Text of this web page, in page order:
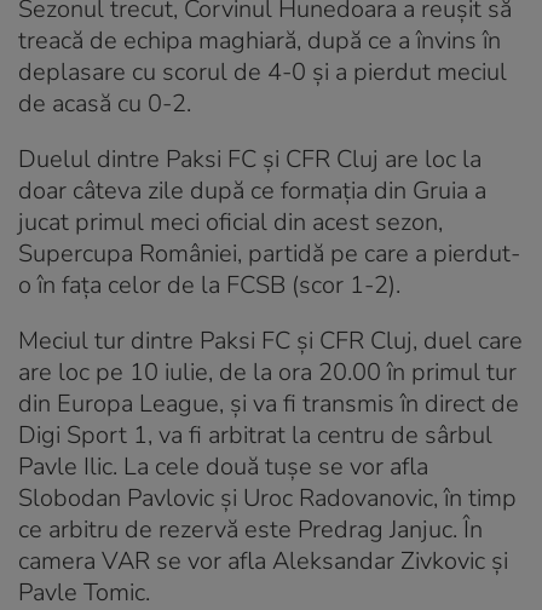
Sezonul trecut, Corvinul Hunedoara a reușit să
treacă de echipa maghiară, după ce a învins în
deplasare cu scorul de 4-0 și a pierdut meciul
de acasă cu 0-2.
Duelul dintre Paksi FC și CFR Cluj are loc la
doar câteva zile după ce formația din Gruia a
jucat primul meci oficial din acest sezon,
Supercupa României, partidă pe care a pierdut-
o în fața celor de la FCSB (scor 1-2).
Meciul tur dintre Paksi FC și CFR Cluj, duel care
are loc pe 10 iulie, de la ora 20.00 în primul tur
din Europa League, și va fi transmis în direct de
Digi Sport 1, va fi arbitrat la centru de sârbul
Pavle Ilic. La cele două tușe se vor afla
Slobodan Pavlovic și Uroc Radovanovic, în timp
ce arbitru de rezervă este Predrag Janjuc. În
camera VAR se vor afla Aleksandar Zivkovic și
Pavle Tomic.